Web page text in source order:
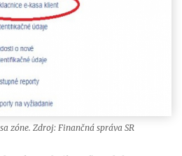
zóne. Zdroj: Finančná správa SR